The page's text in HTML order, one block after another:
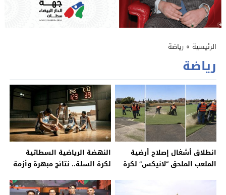
الرئيسية » رياضة
رياضة
انطلاق أشغال إصلاح أرضية
الملعب الملحق “لانيكس” لكرة
النهضة الرياضية السطاتية
لكرة السلة.. نتائج مبهرة وأزمة